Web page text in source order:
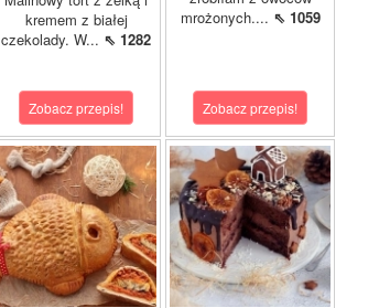
kremem z białej
czekolady. W... ⇖ 1282
Zobacz przepis!
mrożonych.... ⇖ 1059
Zobacz przepis!